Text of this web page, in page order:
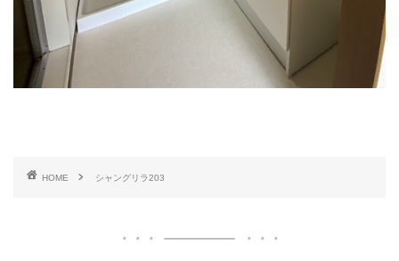
HOME シャングリラ203